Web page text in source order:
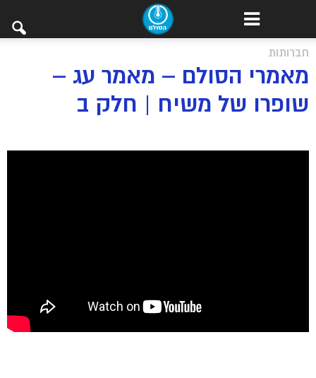
חברותות
מאמרי הסולם – מאמר עג –
שופרו של משיח | חלק ב